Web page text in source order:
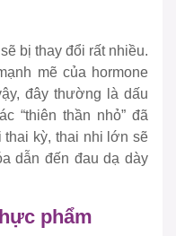
bị thay đổi rất nhiều.
mẽ của hormone
đây thường là dấu
“thiên thần nhỏ” đã
thai kỳ, thai nhi lớn sẽ
dẫn đến đau dạ dày
phẩm